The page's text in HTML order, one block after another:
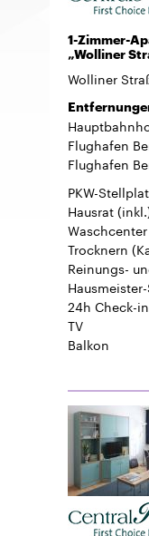
1-Zimmer-
„Wolliner
Wolliner
Flughafen
Flughafen
PKW-
Hausrat
Trocknern
Reinungs-
24h Check-in
TV
Balkon